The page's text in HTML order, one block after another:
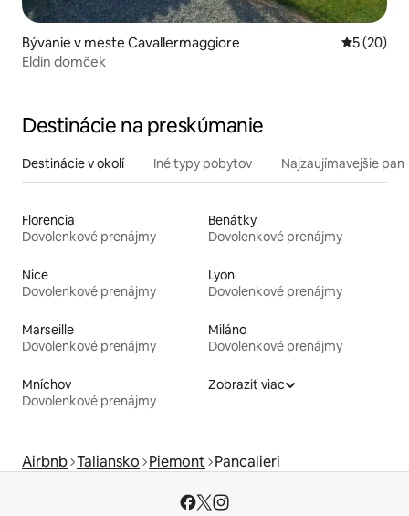
Bývanie v meste Cavallermaggiore
5 (20)
Eldin domček
Destinácie na preskúmanie
Destinácie v okolí Iné typy pobytov Najzaujímavejšie
Florencia
Dovolenkové prenájmy
Benátky
Dovolenkové prenájmy
Nice
Dovolenkové prenájmy
Lyon
Dovolenkové prenájmy
Marseille
Dovolenkové prenájmy
Miláno
Dovolenkové prenájmy
Mníchov
Dovolenkové prenájmy
Zobraziť viac
Airbnb Taliansko Piemont Pancalieri